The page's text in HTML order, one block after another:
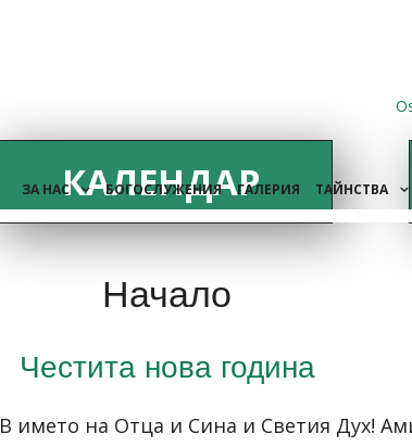
ЗА НАС БОГОСЛУЖЕНИЯ ГАЛЕРИЯ ТАЙНСТВА
КАЛЕНДАР
Начало
Честита нова година
В името на Отца и Сина и Светия Дух!